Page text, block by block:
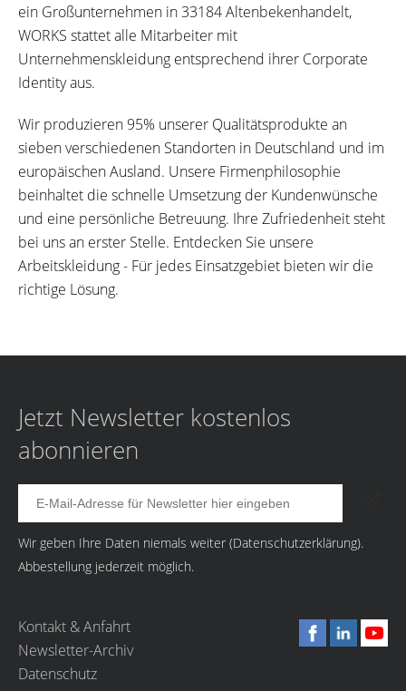
ein Großunternehmen in 33184 Altenbekenhandelt,
WORKS stattet alle Mitarbeiter mit
Unternehmenskleidung entsprechend ihrer Corporate
Identity aus.
Wir produzieren 95% unserer Qualitätsprodukte an
sieben verschiedenen Standorten in Deutschland und im
europäischen Ausland. Unsere Firmenphilosophie
beinhaltet die schnelle Umsetzung der Kundenwünsche
und eine persönliche Betreuung. Ihre Zufriedenheit steht
bei uns an erster Stelle. Entdecken Sie unsere
Arbeitskleidung - Für jedes Einsatzgebiet bieten wir die
richtige Lösung.
Jetzt Newsletter kostenlos
abonnieren
Wir geben Ihre Daten niemals weiter (Datenschutzerklärung).
Abbestellung jederzeit möglich.
Kontakt & Anfahrt
Newsletter-Archiv
Datenschutz